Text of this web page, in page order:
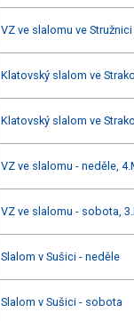
VZ ve slalomu ve
Klatovský slalom ve
Klatovský slalom ve
VZ ve slalomu - neděle,
VZ ve slalomu - sobota,
Slalom v Sušici - neděle
Slalom v Sušici - sobota